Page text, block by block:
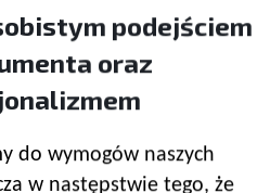
podejściem
oraz
do wymogów naszych
w następstwie tego, że